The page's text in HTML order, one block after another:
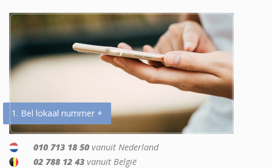
1. Bel lokaal nummer +
010 713 18 50 vanuit Nederland
02 788 12 43 vanuit België